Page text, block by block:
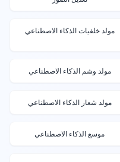
مولد خلفيات الذكاء الاصطناعي
مولد وشم الذكاء الاصطناعي
مولد شعار الذكاء الاصطناعي
موسع الذكاء الاصطناعي